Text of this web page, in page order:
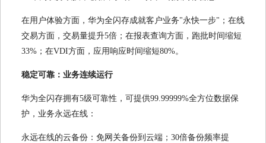
在用户体验方面，华为全闪存成就客户业务"永快一步"；在线
交易方面，交易量提升5倍；在报表查询方面，跑批时间缩短
33%；在VDI方面，应用响应时间缩短80%。
稳定可靠：业务连续运行
华为全闪存拥有5级可靠性，可提供99.99999%全方位数据保
护，业务永远在线：
永远在线的云备份：免网关备份到云端；30倍备份频率提